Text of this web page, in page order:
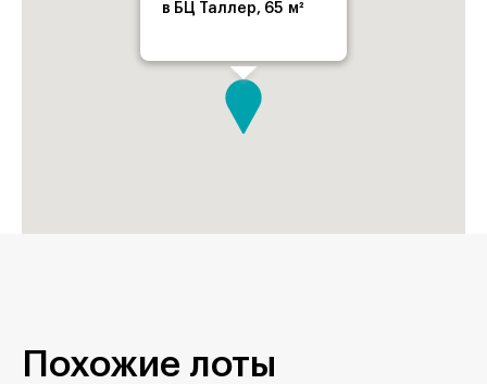
в БЦ Таллер, 65 м²
Похожие лоты